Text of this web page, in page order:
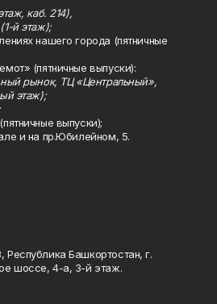
каб. 214),
й этаж);
нашего города (пятничные
(пятничные выпуски):
рынок, ТЦ «Центральный»,
этаж);
выпуски);
и на пр.Юбилейном, 5.
Башкортостан, г.
шоссе, 4-а, 3-й этаж.